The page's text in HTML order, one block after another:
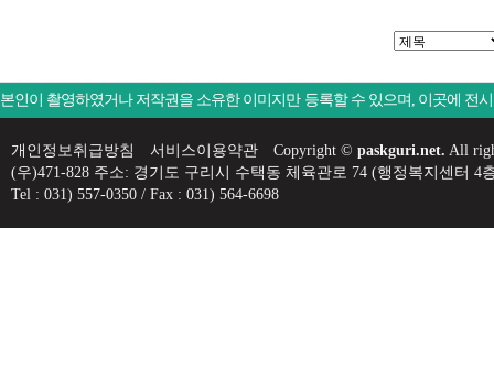
본인이 촬영하였거나 저작권을 소유한 이미지만 등록할 수 있으며, 이곳에 전
개인정보취급방침 서비스이용약관 Copyright © paskguri.net. All
(우)471-828 주소: 경기도 구리시 수택동 체육관로 74 (행정복지센터
Tel : 031) 557-0350 / Fax : 031) 564-6698